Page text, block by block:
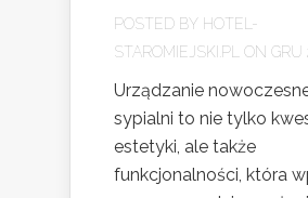
POSTED BY HOTEL-
STAROMIEJSKI.PL
ON GRU
Urządzanie
sypialni to nie tylko
estetyki, ale także
funkcjonalności, która